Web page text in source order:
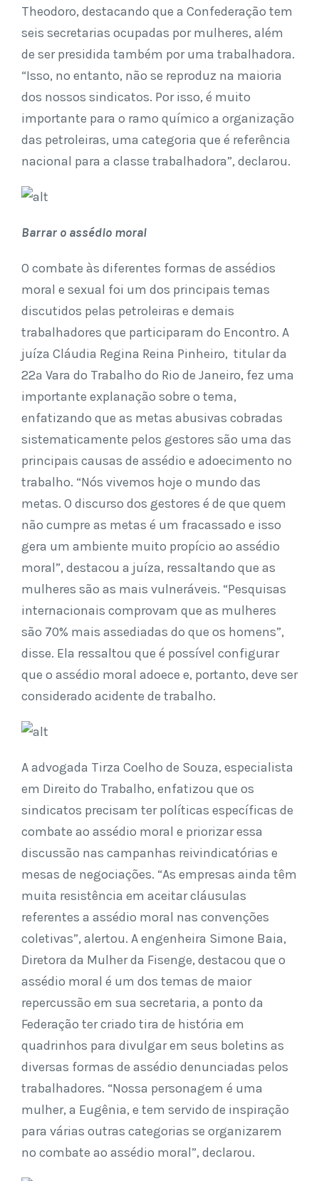
Theodoro, destacando que a Confederação tem
seis secretarias ocupadas por mulheres, além
de ser presidida também por uma trabalhadora.
“Isso, no entanto, não se reproduz na maioria
dos nossos sindicatos. Por isso, é muito
importante para o ramo químico a organização
das petroleiras, uma categoria que é referência
nacional para a classe trabalhadora”, declarou.
Barrar o assédio moral
O combate às diferentes formas de assédios
moral e sexual foi um dos principais temas
discutidos pelas petroleiras e demais
trabalhadores que participaram do Encontro. A
juíza Cláudia Regina Reina Pinheiro, titular da
22ª Vara do Trabalho do Rio de Janeiro, fez uma
importante explanação sobre o tema,
enfatizando que as metas abusivas cobradas
sistematicamente pelos gestores são uma das
principais causas de assédio e adoecimento no
trabalho. “Nós vivemos hoje o mundo das
metas. O discurso dos gestores é de que quem
não cumpre as metas é um fracassado e isso
gera um ambiente muito propício ao assédio
moral”, destacou a juíza, ressaltando que as
mulheres são as mais vulneráveis. “Pesquisas
internacionais comprovam que as mulheres
são 70% mais assediadas do que os homens”,
disse. Ela ressaltou que é possível configurar
que o assédio moral adoece e, portanto, deve ser
considerado acidente de trabalho.
A advogada Tirza Coelho de Souza, especialista
em Direito do Trabalho, enfatizou que os
sindicatos precisam ter políticas específicas de
combate ao assédio moral e priorizar essa
discussão nas campanhas reivindicatórias e
mesas de negociações. “As empresas ainda têm
muita resistência em aceitar cláusulas
referentes a assédio moral nas convenções
coletivas”, alertou. A engenheira Simone Baia,
Diretora da Mulher da Fisenge, destacou que o
assédio moral é um dos temas de maior
repercussão em sua secretaria, a ponto da
Federação ter criado tira de história em
quadrinhos para divulgar em seus boletins as
diversas formas de assédio denunciadas pelos
trabalhadores. “Nossa personagem é uma
mulher, a Eugênia, e tem servido de inspiração
para várias outras categorias se organizarem
no combate ao assédio moral”, declarou.